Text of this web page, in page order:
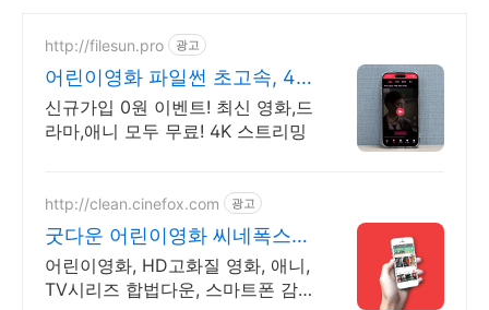
http://filesun.pro 광고
어린이영화 파일썬 초고속, 4K
실시간 보기!
신규가입 0원 이벤트! 최신 영화,드
라마,애니 모두 무료! 4K 스트리밍
http://clean.cinefox.com 광고
굿다운 어린이영화 씨네폭스
최대3만원+10%추가적립
어린이영화, HD고화질 영화, 애니,
TV시리즈 합법다운, 스마트폰 감